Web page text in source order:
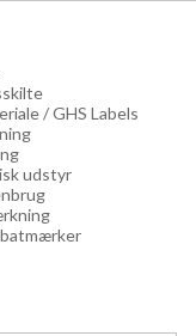
/ GHS Labels
udstyr